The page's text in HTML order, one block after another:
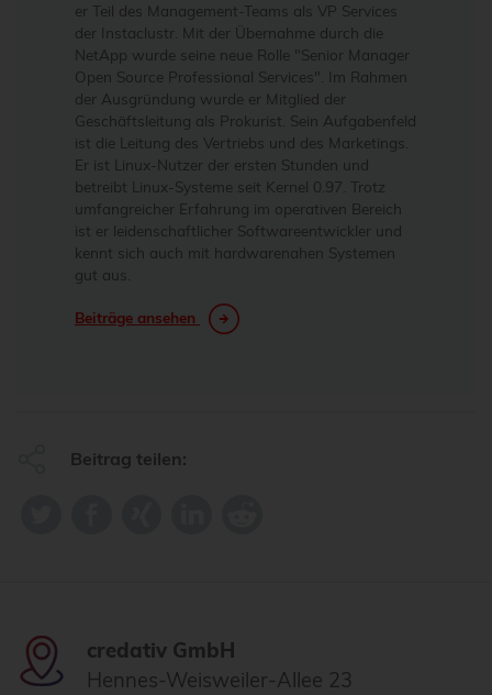
er Teil des Management-Teams als VP Services
der Instaclustr. Mit der Übernahme durch die
NetApp wurde seine neue Rolle "Senior Manager
Open Source Professional Services". Im Rahmen
der Ausgründung wurde er Mitglied der
Geschäftsleitung als Prokurist. Sein Aufgabenfeld
ist die Leitung des Vertriebs und des Marketings.
Er ist Linux-Nutzer der ersten Stunden und
betreibt Linux-Systeme seit Kernel 0.97. Trotz
umfangreicher Erfahrung im operativen Bereich
ist er leidenschaftlicher Softwareentwickler und
kennt sich auch mit hardwarenahen Systemen
gut aus.
Beiträge ansehen
Beitrag teilen:
credativ GmbH
Hennes-Weisweiler-Allee 23